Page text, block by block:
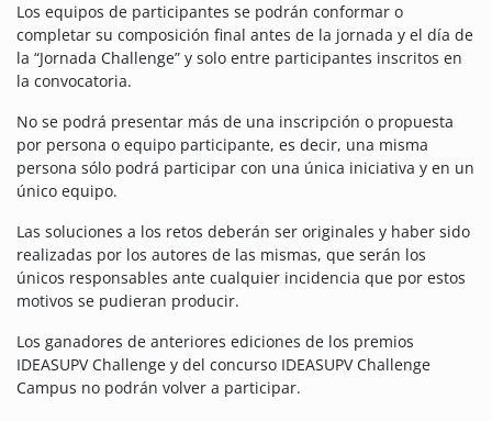
Los equipos de participantes se podrán conformar o
completar su composición final antes de la jornada y el día de
la “Jornada Challenge” y solo entre participantes inscritos en
la convocatoria.
No se podrá presentar más de una inscripción o propuesta
por persona o equipo participante, es decir, una misma
persona sólo podrá participar con una única iniciativa y en un
único equipo.
Las soluciones a los retos deberán ser originales y haber sido
realizadas por los autores de las mismas, que serán los
únicos responsables ante cualquier incidencia que por estos
motivos se pudieran producir.
Los ganadores de anteriores ediciones de los premios
IDEASUPV Challenge y del concurso IDEASUPV Challenge
Campus no podrán volver a participar.